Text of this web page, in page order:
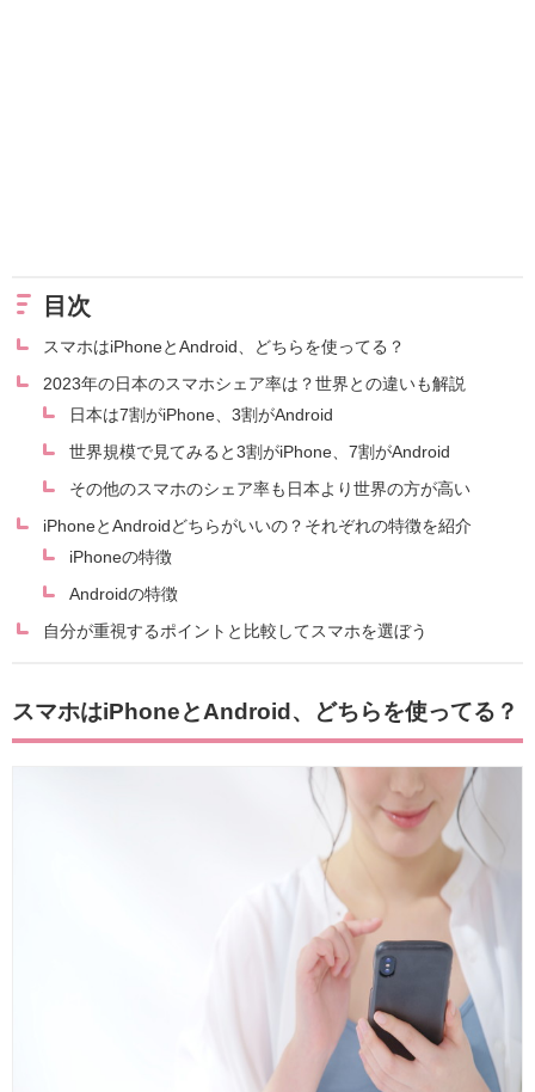
目次
スマホはiPhoneとAndroid、どちらを使ってる？
2023年の日本のスマホシェア率は？世界との違いも解説
日本は7割がiPhone、3割がAndroid
世界規模で見てみると3割がiPhone、7割がAndroid
その他のスマホのシェア率も日本より世界の方が高い
iPhoneとAndroidどちらがいいの？それぞれの特徴を紹介
iPhoneの特徴
Androidの特徴
自分が重視するポイントと比較してスマホを選ぼう
スマホはiPhoneとAndroid、どちらを使ってる？